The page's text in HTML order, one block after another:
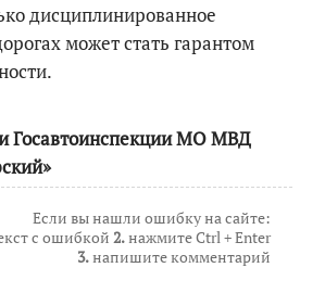
дисциплинированное
может стать гарантом
Госавтоинспекции МО МВД
Если вы нашли ошибку на сайте:
с ошибкой 2.нажмите Ctrl + Enter
3.напишите комментарий